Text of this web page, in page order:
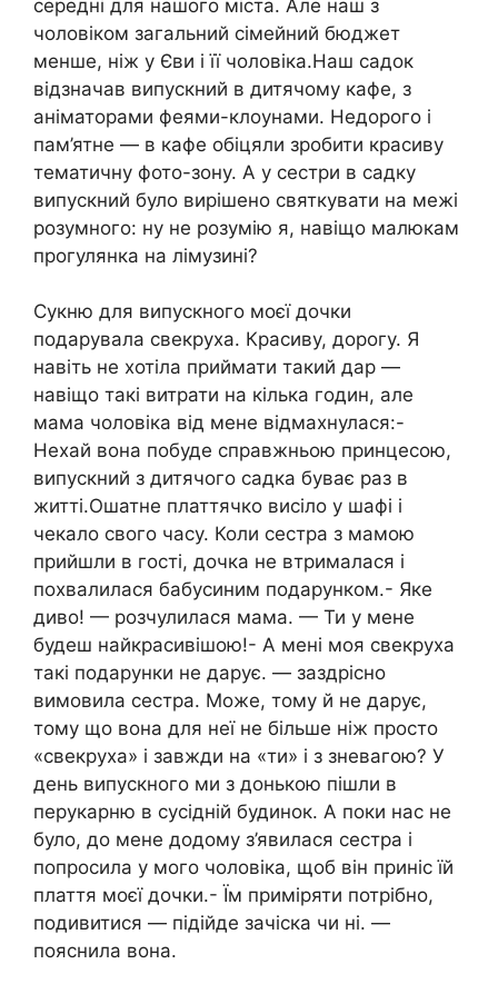
середні для нашого міста. Але наш з
чоловіком загальний сімейний бюджет
менше, ніж у Єви і її чоловіка.Наш садок
відзначав випускний в дитячому кафе, з
аніматорами феями-клоунами. Недорого і
пам’ятне — в кафе обіцяли зробити красиву
тематичну фото-зону. А у сестри в садку
випускний було вирішено святкувати на межі
розумного: ну не розумію я, навіщо малюкам
прогулянка на лімузині?
Сукню для випускного моєї дочки
подарувала свекруха. Красиву, дорогу. Я
навіть не хотіла приймати такий дар —
навіщо такі витрати на кілька годин, але
мама чоловіка від мене відмахнулася:-
Нехай вона побуде справжньою принцесою,
випускний з дитячого садка буває раз в
житті.Ошатне платтячко висіло у шафі і
чекало свого часу. Коли сестра з мамою
прийшли в гості, дочка не втрималася і
похвалилася бабусиним подарунком.- Яке
диво! — розчулилася мама. — Ти у мене
будеш найкрасивішою!- А мені моя свекруха
такі подарунки не дарує. — заздрісно
вимовила сестра. Може, тому й не дарує,
тому що вона для неї не більше ніж просто
«свекруха» і завжди на «ти» і з зневагою? У
день випускного ми з донькою пішли в
перукарню в сусідній будинок. А поки нас не
було, до мене додому з’явилася сестра і
попросила у мого чоловіка, щоб він приніс їй
плаття моєї дочки.- Їм приміряти потрібно,
подивитися — підійде зачіска чи ні. —
пояснила вона.